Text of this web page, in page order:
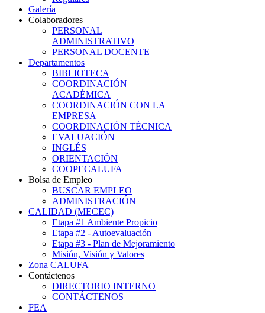
Galería
Colaboradores
PERSONAL
ADMINISTRATIVO
PERSONAL DOCENTE
Departamentos
BIBLIOTECA
COORDINACIÓN
ACADÉMICA
COORDINACIÓN CON LA
EMPRESA
COORDINACIÓN TÉCNICA
EVALUACIÓN
INGLÉS
ORIENTACIÓN
COOPECALUFA
Bolsa de Empleo
BUSCAR EMPLEO
ADMINISTRACIÓN
CALIDAD (MECEC)
Etapa #1 Ambiente Propicio
Etapa #2 - Autoevaluación
Etapa #3 - Plan de Mejoramiento
Misión, Visión y Valores
Zona CALUFA
Contáctenos
DIRECTORIO INTERNO
CONTÁCTENOS
FEA